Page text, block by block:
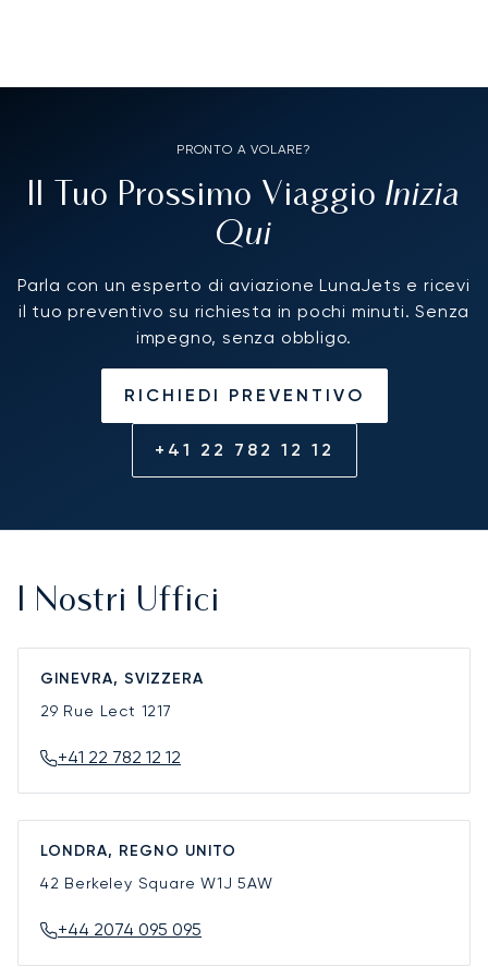
PRONTO A VOLARE?
Il Tuo Prossimo Viaggio Inizia
Qui
Parla con un esperto di aviazione LunaJets e ricevi
il tuo preventivo su richiesta in pochi minuti. Senza
impegno, senza obbligo.
RICHIEDI PREVENTIVO
+41 22 782 12 12
I Nostri Uffici
GINEVRA, SVIZZERA
29 Rue Lect 1217
+41 22 782 12 12
LONDRA, REGNO UNITO
42 Berkeley SquareW1J 5AW
+44 2074 095 095